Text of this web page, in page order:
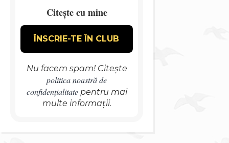
Citește cu mine
Nu facem spam! Citește
politica noastră de
confidențialitatepentru mai
multe informații.